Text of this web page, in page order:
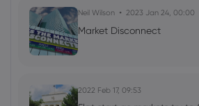
Neil Wilson 2023 Jan 24, 00:00
Market Disconnect
2022 Feb 17, 09:53